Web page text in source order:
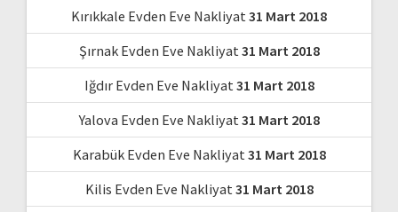
Kırıkkale Evden Eve Nakliyat 31 Mart 2018
Şırnak Evden Eve Nakliyat 31 Mart 2018
Iğdır Evden Eve Nakliyat 31 Mart 2018
Yalova Evden Eve Nakliyat 31 Mart 2018
Karabük Evden Eve Nakliyat 31 Mart 2018
Kilis Evden Eve Nakliyat 31 Mart 2018